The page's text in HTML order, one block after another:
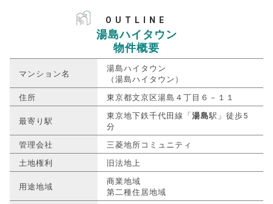
OUTLINE
湯島ハイタウン
物件概要
マンション名
湯島ハイタウン
（湯島ハイタウン）
住所
東京都文京区湯島４丁目６－１１
最寄り駅
東京地下鉄千代田線「 湯島駅」徒歩5
分
管理会社
三菱地所コミュニティ
土地権利
旧法地上
用途地域
商業地域
第二種住居地域